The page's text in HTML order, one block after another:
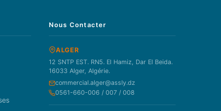
Nous Contacter
ALGER
12 SNTP EST. RN5. El Hamiz, Dar El Beida.
16033 Alger, Algérie.
commercial.alger@assly.dz
0561-660-006 / 007 / 008